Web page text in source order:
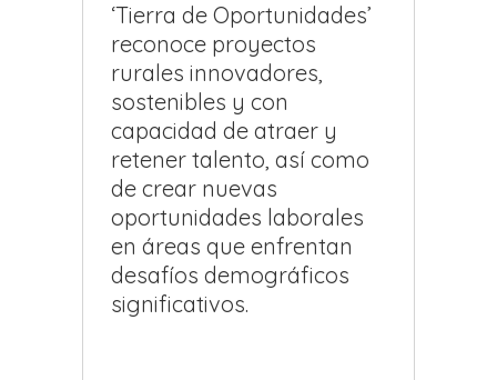
‘Tierra de Oportunidades’
reconoce proyectos
rurales innovadores,
sostenibles y con
capacidad de atraer y
retener talento, así como
de crear nuevas
oportunidades laborales
en áreas que enfrentan
desafíos demográficos
significativos.